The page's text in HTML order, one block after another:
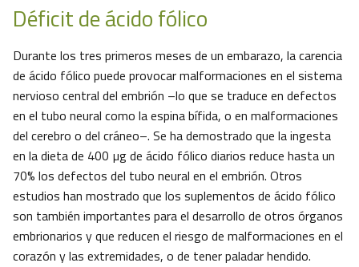
Déficit de ácido fólico
Durante los tres primeros meses de un embarazo, la carencia
de ácido fólico puede provocar malformaciones en el sistema
nervioso central del embrión –lo que se traduce en defectos
en el tubo neural como la espina bífida, o en malformaciones
del cerebro o del cráneo–. Se ha demostrado que la ingesta
en la dieta de 400 µg de ácido fólico diarios reduce hasta un
70% los defectos del tubo neural en el embrión. Otros
estudios han mostrado que los suplementos de ácido fólico
son también importantes para el desarrollo de otros órganos
embrionarios y que reducen el riesgo de malformaciones en el
corazón y las extremidades, o de tener paladar hendido.